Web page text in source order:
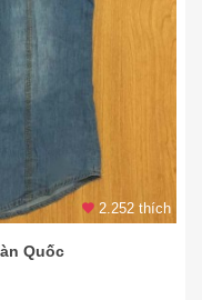
2.252 thích
Quốc